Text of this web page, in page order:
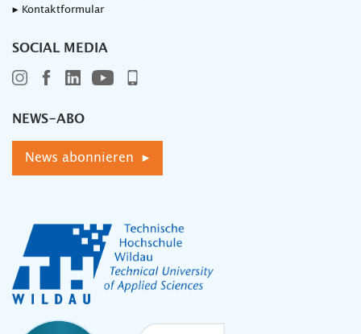
▸ Kontaktformular
SOCIAL MEDIA
NEWS-ABO
News abonnieren ▸